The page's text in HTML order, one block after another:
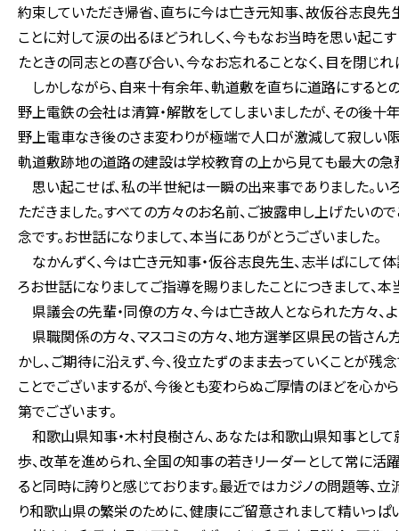
約束していただき帰省、直ちに今は亡き元知事、故仮谷志良
ことに対して涙の出るほどうれしく、今もなお当時を思い起
たときの同志との喜び合い、今なお忘れることなく、目を閉じ
しかしながら、自来十有余年、軌道敷を直ちに道路にする
野上電鉄の会社は清算・解散をしてしまいましたが、その後
野上電車なき後のさま変わりが極端で人口が激減して寂しい限
軌道敷跡地の道路の建設は学校教育の上から見ても最大の急
思い起こせば、私の半世紀は一瞬の出来事でありました。い
ただきました。すべての方々のお名前、ご披露申し上げたいの
念です。お世話になりまして、本当にありがとうございました。
なかんずく、今は亡き元知事・仮谷志良先生、志半ばにして
ろお世話になりましてご指導を賜りましたことにつきまして、本
県議会の先輩・同僚の方々、今は亡き故人となられた方々、よ
県職関係の方々、マスコミの方々、地方選挙区県民の皆さん
かし、ご期待に沿えず、今、役立たずのまま去っていくことが残
ことでございまするが、今後とも変わらぬご厚情のほどを心
第でございます。
和歌山県知事・木村良樹さん、あなたは和歌山県知事とし
歩、改革を進められ、全国の知事の若きリーダーとして常に活
ると同時に誇りと感じております。最近ではカジノの問題等、
り和歌山県の繁栄のために、健康にご留意されまして精いっ